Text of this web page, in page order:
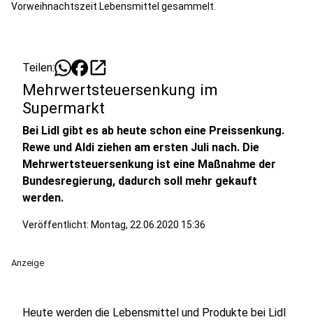
Vorweihnachtszeit Lebensmittel gesammelt.
Teilen: open_in_new
Mehrwertsteuersenkung im
Supermarkt
Bei Lidl gibt es ab heute schon eine Preissenkung.
Rewe und Aldi ziehen am ersten Juli nach. Die
Mehrwertsteuersenkung ist eine Maßnahme der
Bundesregierung, dadurch soll mehr gekauft
werden.
Veröffentlicht: Montag, 22.06.2020 15:36
Anzeige
Heute werden die Lebensmittel und Produkte bei Lidl